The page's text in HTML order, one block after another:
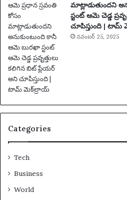
న
లు
|
ఫు
ట్‌
బా
ల్
వా
ర్త
మాట్లాడుతుందని
స్టంట్ ఆమె చెడ్డ
చూపిస్తుంది |
నవంబర్ 25, 2025
Categories
Tech
Business
World